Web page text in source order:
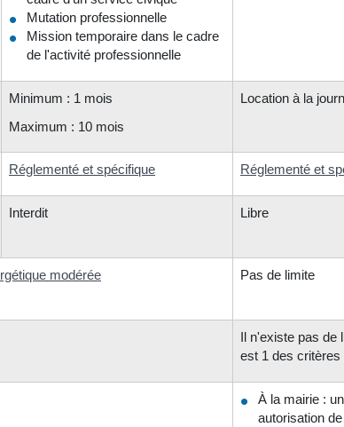
Mutation professionnelle
Mission temporaire dans le cadre
de l'activité professionnelle
Minimum : 1 mois
Maximum : 10 mois
Location à la
Réglementé et spécifique Réglementé et
Interdit Libre
modérée Pas de limite
Il n'existe pas
est 1 des critères
À la mairie :
autorisation